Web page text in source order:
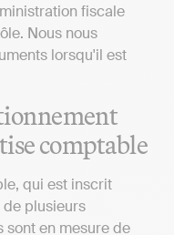
fiscale
Nous nous
lorsqu'il est
comptable
qui est inscrit
plusieurs
sont en mesure de